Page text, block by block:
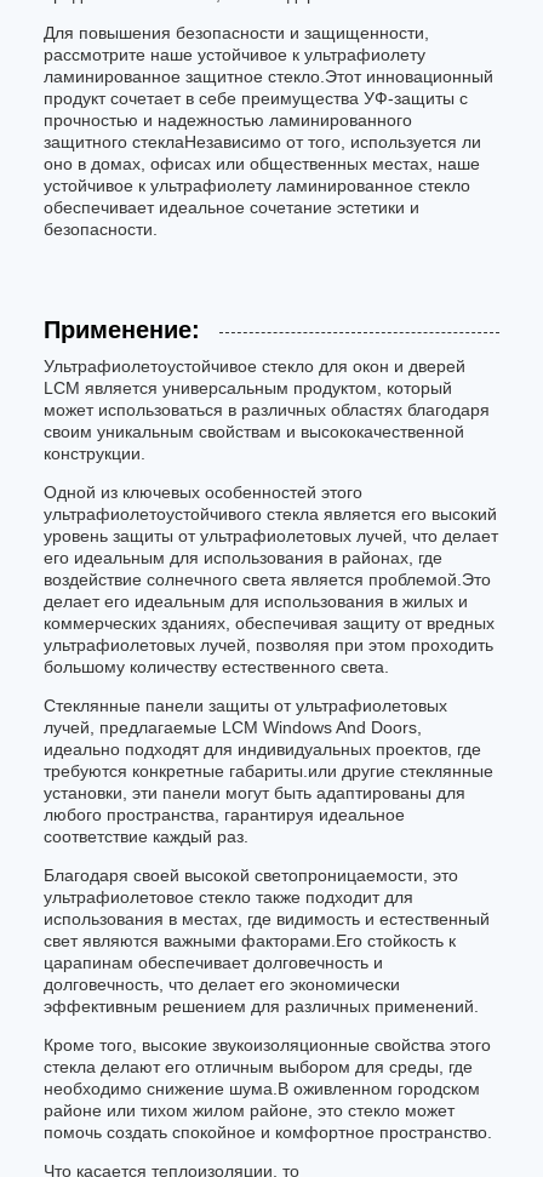
Для повышения безопасности и защищенности,
рассмотрите наше устойчивое к ультрафиолету
ламинированное защитное стекло.Этот инновационный
продукт сочетает в себе преимущества УФ-защиты с
прочностью и надежностью ламинированного
защитного стеклаНезависимо от того, используется ли
оно в домах, офисах или общественных местах, наше
устойчивое к ультрафиолету ламинированное стекло
обеспечивает идеальное сочетание эстетики и
безопасности.
Применение:
Ультрафиолетоустойчивое стекло для окон и дверей
LCM является универсальным продуктом, который
может использоваться в различных областях благодаря
своим уникальным свойствам и высококачественной
конструкции.
Одной из ключевых особенностей этого
ультрафиолетоустойчивого стекла является его высокий
уровень защиты от ультрафиолетовых лучей, что делает
его идеальным для использования в районах, где
воздействие солнечного света является проблемой.Это
делает его идеальным для использования в жилых и
коммерческих зданиях, обеспечивая защиту от вредных
ультрафиолетовых лучей, позволяя при этом проходить
большому количеству естественного света.
Стеклянные панели защиты от ультрафиолетовых
лучей, предлагаемые LCM Windows And Doors,
идеально подходят для индивидуальных проектов, где
требуются конкретные габариты.или другие стеклянные
установки, эти панели могут быть адаптированы для
любого пространства, гарантируя идеальное
соответствие каждый раз.
Благодаря своей высокой светопроницаемости, это
ультрафиолетовое стекло также подходит для
использования в местах, где видимость и естественный
свет являются важными факторами.Его стойкость к
царапинам обеспечивает долговечность и
долговечность, что делает его экономически
эффективным решением для различных применений.
Кроме того, высокие звукоизоляционные свойства этого
стекла делают его отличным выбором для среды, где
необходимо снижение шума.В оживленном городском
районе или тихом жилом районе, это стекло может
помочь создать спокойное и комфортное пространство.
Что касается теплоизоляции, то